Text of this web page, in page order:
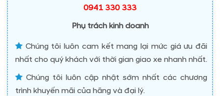
0941 330 333
Phụ trách kinh doanh
Chúng tôi luôn cam kết mang lại mức giá ưu đãi
nhất cho quý khách với thời gian giao xe nhanh nhất.
Chúng tôi luôn cập nhật sớm nhất các chương
trình khuyến mãi của hãng và đại lý.